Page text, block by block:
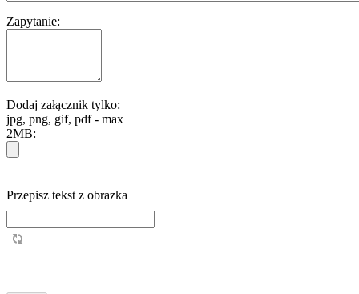
Zapytanie:
Dodaj załącznik tylko:
jpg, png, gif, pdf - max
2MB:
Przepisz tekst z obrazka